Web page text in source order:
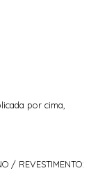
por cima,
/ REVESTIMENTO: